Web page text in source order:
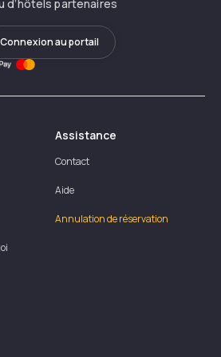
d’hôtels partenaires
Connexion au portail
Assistance
Contact
Aide
Annulation de réservation